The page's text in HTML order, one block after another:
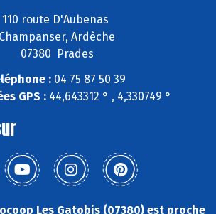
110 route D'Aubenas
Champanser, Ardèche
07380 Prades
: 04 75 87 50 39
GPS : 44,643312 ° , 4,330749 °
Les Gatobis (07380) est proche